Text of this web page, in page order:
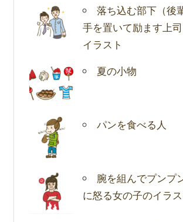
落ち込む部下（後
手を置いて励ます上
イラスト
夏の小物
パンを食べる人
腕を組んでプンプ
に怒る女の子のイラス